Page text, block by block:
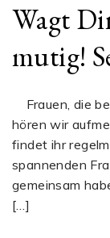
Wagt
mutig!
Frauen, die
hören wir
findet ihr
spannenden
gemeinsam
[…]